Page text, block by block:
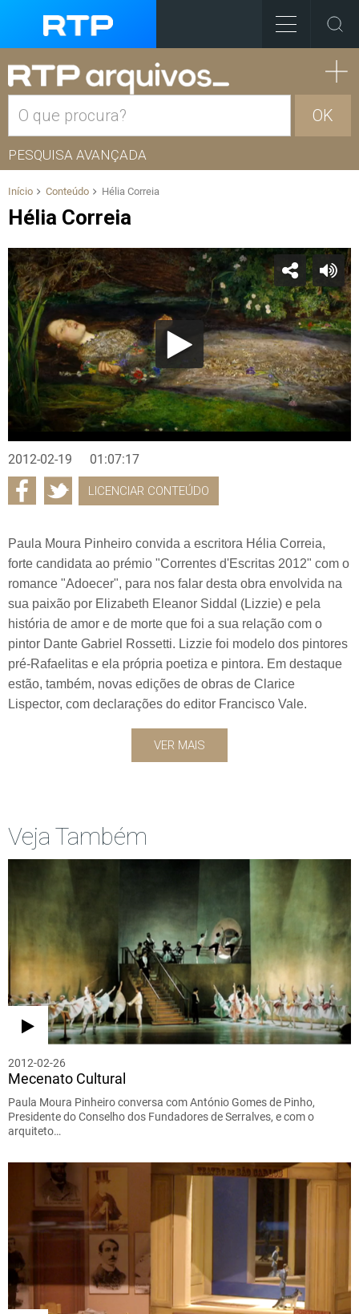
OK
PESQUISA AVANÇADA
Início Conteúdo Hélia Correia
Hélia Correia
2012-02-19 01:07:17
LICENCIAR CONTEÚDO
Paula Moura Pinheiro convida a escritora Hélia Correia,
forte candidata ao prémio "Correntes d'Escritas 2012" com o
romance "Adoecer", para nos falar desta obra envolvida na
sua paixão por Elizabeth Eleanor Siddal (Lizzie) e pela
história de amor e de morte que foi a sua relação com o
pintor Dante Gabriel Rossetti. Lizzie foi modelo dos pintores
pré-Rafaelitas e ela própria poetiza e pintora. Em destaque
estão, também, novas edições de obras de Clarice
Lispector, com declarações do editor Francisco Vale.
VER MAIS
Veja Também
2012-02-26
Mecenato Cultural
Paula Moura Pinheiro conversa com António Gomes de Pinho,
Presidente do Conselho dos Fundadores de Serralves, e com o
arquiteto…